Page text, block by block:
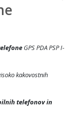
GPS PDA PSP I-
kakovostnih
telefonov in